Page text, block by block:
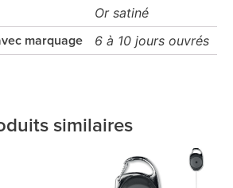
Or satiné
marquage 6 à 10 jours ouvrés
similaires